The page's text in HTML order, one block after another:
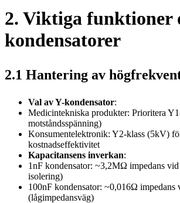
2. Viktiga funktioner
kondensatorer
2.1 Hantering av
Val av Y-kondensator:
Medicintekniska produkter: Prioritera
motståndsspänning)
Konsumentelektronik: Y2-klass (5kV)
kostnadseffektivitet
Kapacitansens inverkan:
1nF kondensator: ~3,2MΩ impedans
isolering)
100nF kondensator: ~0,016Ω
(lågimpedansväg)